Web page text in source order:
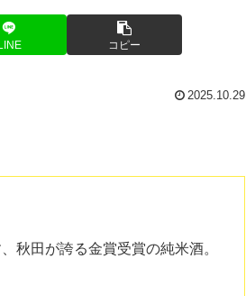
コピー
2025.10.29
秋田が誇る金賞受賞の純米酒。